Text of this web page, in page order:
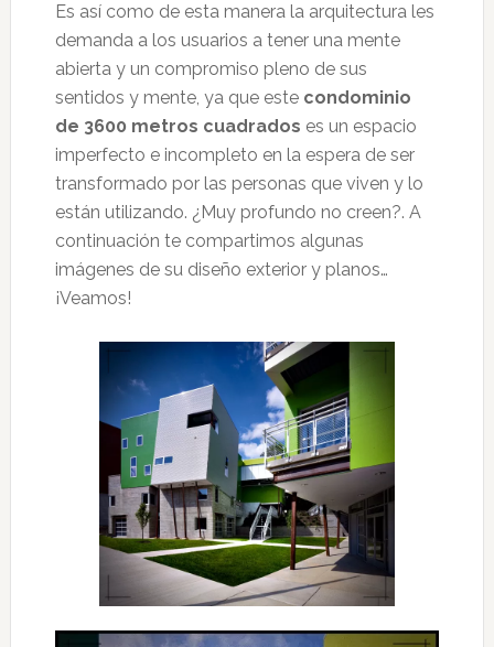
Es así como de esta manera la arquitectura les
demanda a los usuarios a tener una mente
abierta y un compromiso pleno de sus
sentidos y mente, ya que este condominio
de 3600 metros cuadrados es un espacio
imperfecto e incompleto en la espera de ser
transformado por las personas que viven y lo
están utilizando. ¿Muy profundo no creen?. A
continuación te compartimos algunas
imágenes de su diseño exterior y planos…
¡Veamos!